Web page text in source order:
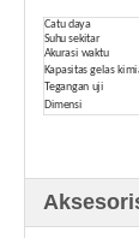
Catu daya
Suhu sekitar
Akurasi waktu
Kapasitas gelas
Tegangan uji
Dimensi